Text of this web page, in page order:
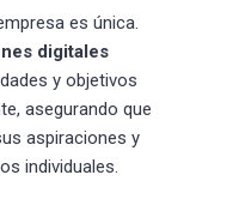
es única.
digitales
y objetivos
asegurando que
aspiraciones y
individuales.